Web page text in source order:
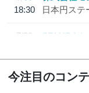
18:30
日本円ステ
7/29
SBI VCト
今注目のコン